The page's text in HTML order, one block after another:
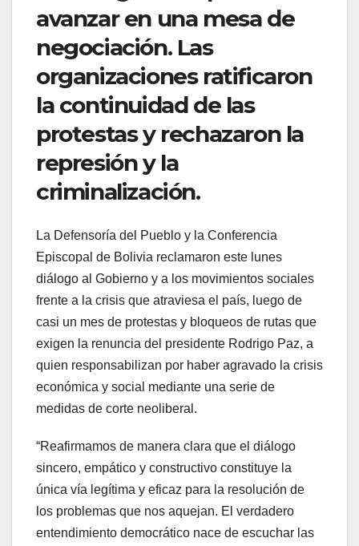
avanzar en una mesa de
negociación. Las
organizaciones ratificaron
la continuidad de las
protestas y rechazaron la
represión y la
criminalización.
La Defensoría del Pueblo y la Conferencia
Episcopal de Bolivia reclamaron este lunes
diálogo al Gobierno y a los movimientos sociales
frente a la crisis que atraviesa el país, luego de
casi un mes de protestas y bloqueos de rutas que
exigen la renuncia del presidente Rodrigo Paz, a
quien responsabilizan por haber agravado la crisis
económica y social mediante una serie de
medidas de corte neoliberal.
“Reafirmamos de manera clara que el diálogo
sincero, empático y constructivo constituye la
única vía legítima y eficaz para la resolución de
los problemas que nos aquejan. El verdadero
entendimiento democrático nace de escuchar las